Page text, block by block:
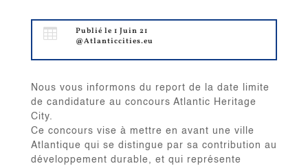

Publié le 1 Juin 21
@Atlanticcities.eu
Nous vous informons du report de la date limite
de candidature au concours Atlantic Heritage
City.
Ce concours vise à mettre en avant une ville
Atlantique qui se distingue par sa contribution au
développement durable, et qui représente